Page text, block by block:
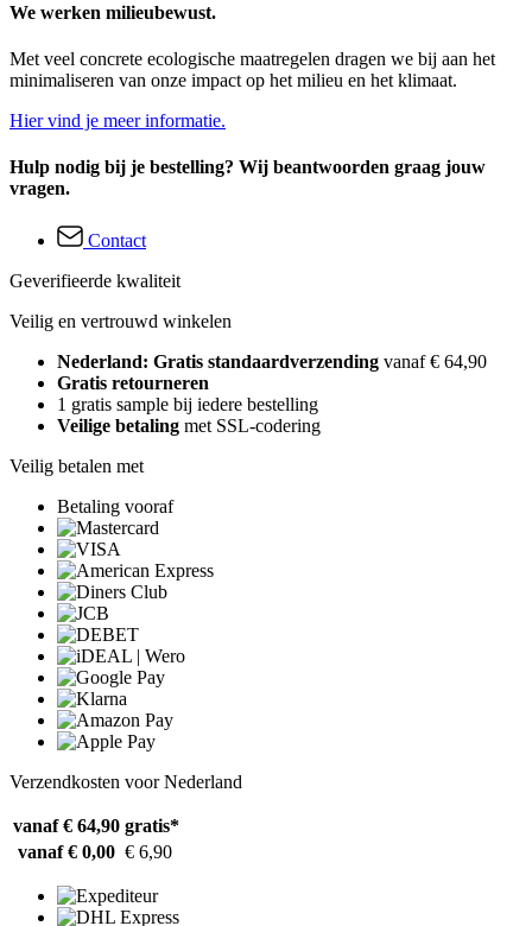
We werken milieubewust.
Met veel concrete ecologische maatregelen dragen we bij aan het
minimaliseren van onze impact op het milieu en het klimaat.
Hier vind je meer informatie.
Hulp nodig bij je bestelling? Wij beantwoorden graag jouw
vragen.
Contact
Geverifieerde kwaliteit
Veilig en vertrouwd winkelen
Nederland: Gratis standaardverzending vanaf € 64,90
Gratis retourneren
1 gratis sample bij iedere bestelling
Veilige betaling met SSL-codering
Veilig betalen met
Betaling vooraf
Verzendkosten voor Nederland
vanaf € 64,90 gratis*
vanaf € 0,00 € 6,90